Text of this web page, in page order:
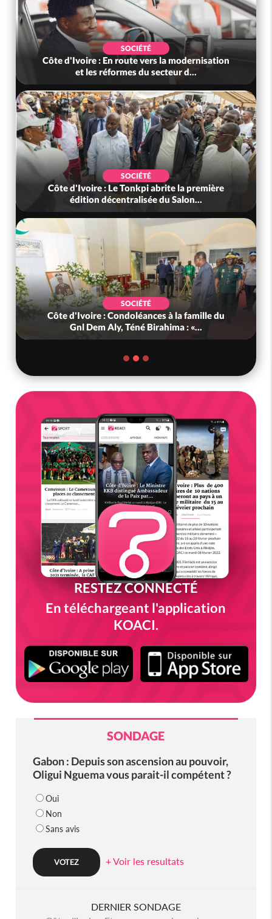
SOCIÉTÉ
Côte d'Ivoire : En route vers la modernisation
et les réformes du secteur d...
SOCIÉTÉ
Côte d'Ivoire : Le Tonkpi abrite la première
édition décentralisée du Salon...
SOCIÉTÉ
Côte d'Ivoire : Condoléances à la famille du
Gnl Dem Aly, Téné Birahima : «...
RESTEZ CONNECTÉ
En téléchargeant l'application
KOACI.
SONDAGE
Gabon : Depuis son ascension au pouvoir,
Oligui Nguema vous parait-il compétent ?
Oui
Non
Sans avis
+ Voir les resultats
DERNIER SONDAGE